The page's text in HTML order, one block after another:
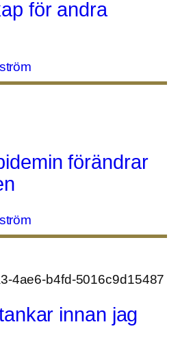
för andra
förändrar
innan jag